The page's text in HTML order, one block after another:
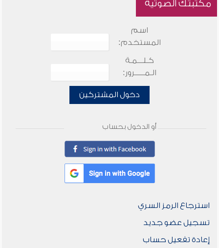
مكتبتك الصوتية
اسم
المستخدم:
كـلـــمـة
الـمـــــرور:
دخول المشتركين
أو الدخول بحساب
استرجاع الرمز السري
تسجيل عضو جديد
إعادة تفعيل حساب